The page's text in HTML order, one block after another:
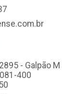
- Galpão M
400